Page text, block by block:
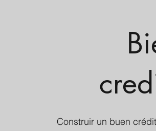
Construir un buen